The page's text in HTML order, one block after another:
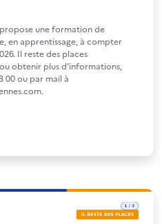
propose une formation de
en apprentissage, à compter
Il reste des places
obtenir plus d’informations,
00 ou par mail à